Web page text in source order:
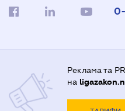
Реклама та PR
на